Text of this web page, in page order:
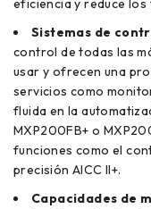
eficiencia y reduce los
Sistemas de
control de todas las
usar y ofrecen una
servicios como
fluida en la
MXP200FB+ o
funciones como el
precisión AICC II+.
Capacidades de